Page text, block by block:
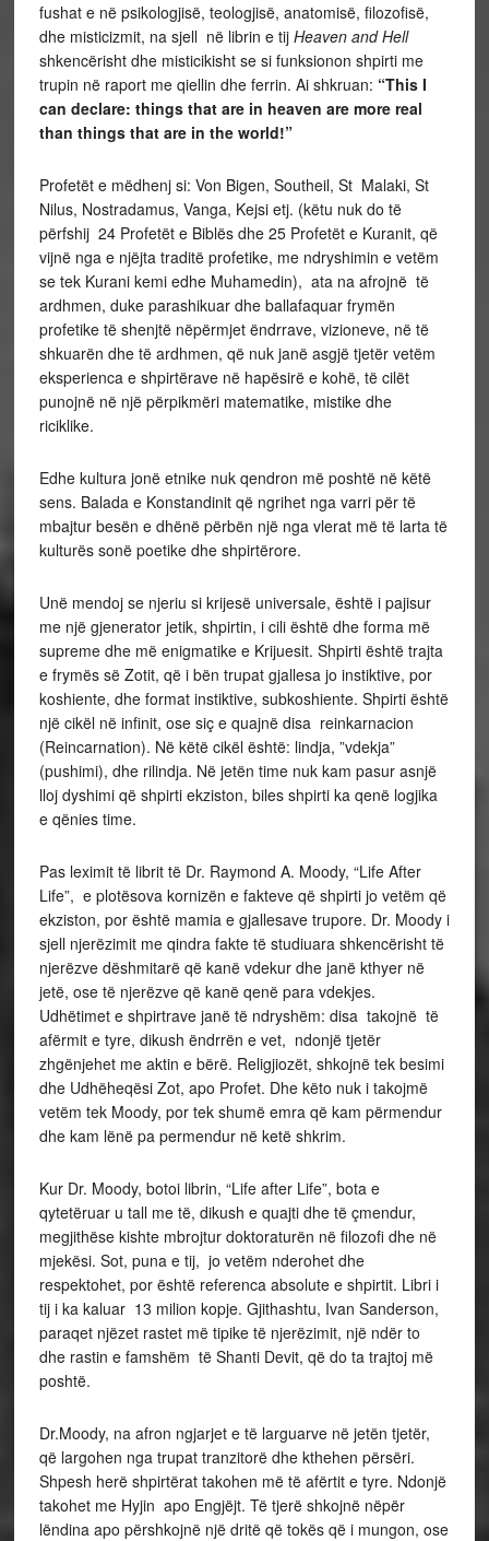
fushat e në psikologjisë, teologjisë, anatomisë, filozofisë,
dhe misticizmit, na sjell në librin e tij Heaven and Hell
shkencërisht dhe misticikisht se si funksionon shpirti me
trupin në raport me qiellin dhe ferrin. Ai shkruan: “This I
can declare: things that are in heaven are more real
than things that are in the world!”
Profetët e mëdhenj si: Von Bigen, Southeil, St Malaki, St
Nilus, Nostradamus, Vanga, Kejsi etj. (këtu nuk do të
përfshij 24 Profetët e Biblës dhe 25 Profetët e Kuranit, që
vijnë nga e njëjta traditë profetike, me ndryshimin e vetëm
se tek Kurani kemi edhe Muhamedin), ata na afrojnë të
ardhmen, duke parashikuar dhe ballafaquar frymën
profetike të shenjtë nëpërmjet ëndrrave, vizioneve, në të
shkuarën dhe të ardhmen, që nuk janë asgjë tjetër vetëm
eksperienca e shpirtërave në hapësirë e kohë, të cilët
punojnë në një përpikmëri matematike, mistike dhe
riciklike.
Edhe kultura jonë etnike nuk qendron më poshtë në këtë
sens. Balada e Konstandinit që ngrihet nga varri për të
mbajtur besën e dhënë përbën një nga vlerat më të larta të
kulturës sonë poetike dhe shpirtërore.
Unë mendoj se njeriu si krijesë universale, është i pajisur
me një gjenerator jetik, shpirtin, i cili është dhe forma më
supreme dhe më enigmatike e Krijuesit. Shpirti është trajta
e frymës së Zotit, që i bën trupat gjallesa jo instiktive, por
koshiente, dhe format instiktive, subkoshiente. Shpirti është
një cikël në infinit, ose siç e quajnë disa reinkarnacion
(Reincarnation). Në këtë cikël është: lindja, ”vdekja”
(pushimi), dhe rilindja. Në jetën time nuk kam pasur asnjë
lloj dyshimi që shpirti ekziston, biles shpirti ka qenë logjika
e qënies time.
Pas leximit të librit të Dr. Raymond A. Moody, “Life After
Life”, e plotësova kornizën e fakteve që shpirti jo vetëm që
ekziston, por është mamia e gjallesave trupore. Dr. Moody i
sjell njerëzimit me qindra fakte të studiuara shkencërisht të
njerëzve dëshmitarë që kanë vdekur dhe janë kthyer në
jetë, ose të njerëzve që kanë qenë para vdekjes.
Udhëtimet e shpirtrave janë të ndryshëm: disa takojnë të
afërmit e tyre, dikush ëndrrën e vet, ndonjë tjetër
zhgënjehet me aktin e bërë. Religjiozët, shkojnë tek besimi
dhe Udhëheqësi Zot, apo Profet. Dhe këto nuk i takojmë
vetëm tek Moody, por tek shumë emra që kam përmendur
dhe kam lënë pa permendur në ketë shkrim.
Kur Dr. Moody, botoi librin, “Life after Life”, bota e
qytetëruar u tall me të, dikush e quajti dhe të çmendur,
megjithëse kishte mbrojtur doktoraturën në filozofi dhe në
mjekësi. Sot, puna e tij, jo vetëm nderohet dhe
respektohet, por është referenca absolute e shpirtit. Libri i
tij i ka kaluar 13 milion kopje. Gjithashtu, Ivan Sanderson,
paraqet njëzet rastet më tipike të njerëzimit, një ndër to
dhe rastin e famshëm të Shanti Devit, që do ta trajtoj më
poshtë.
Dr.Moody, na afron ngjarjet e të larguarve në jetën tjetër,
që largohen nga trupat tranzitorë dhe kthehen përsëri.
Shpesh herë shpirtërat takohen më të afërtit e tyre. Ndonjë
takohet me Hyjin apo Engjëjt. Të tjerë shkojnë nëpër
lëndina apo përshkojnë një dritë që tokës që i mungon, ose